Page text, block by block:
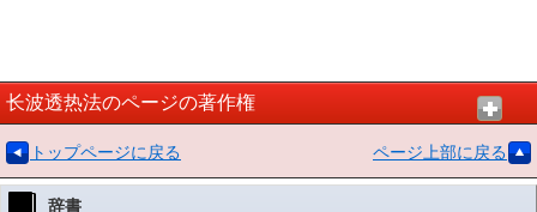
长波透热法のページの著作権
トップページに戻る ページ上部に戻る
辞書